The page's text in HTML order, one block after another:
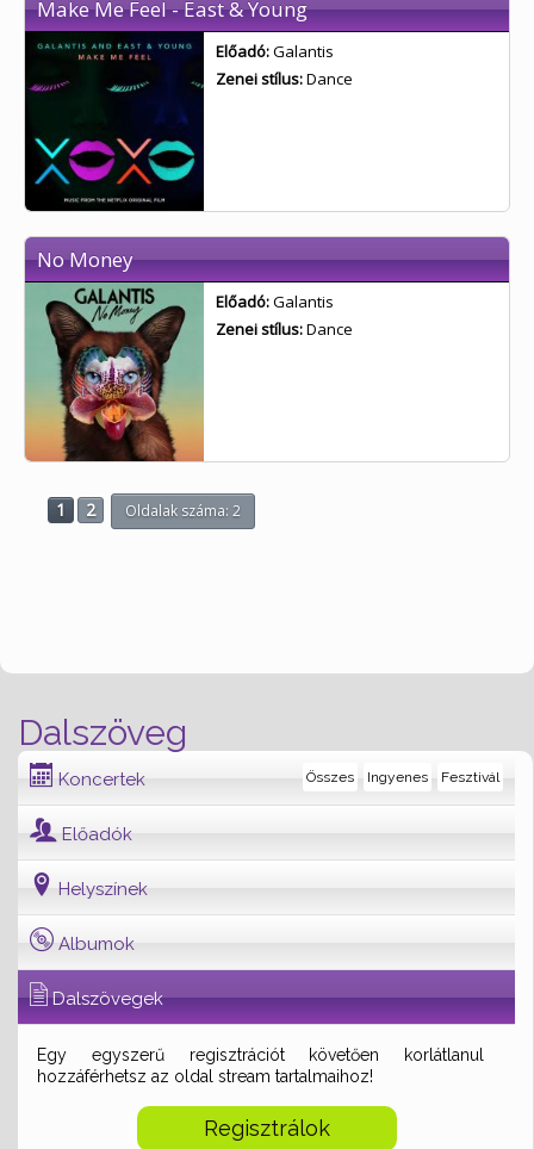
Dalszöveg
Koncertek Fesztivál
Ingyenes
Összes
Előadók
Helyszínek
Albumok
Dalszövegek
Egy egyszerű regisztrációt követően korlátlanul
hozzáférhetsz az oldal stream tartalmaihoz!
Regisztrálok
Make Me Feel - East & Young
Előadó:Galantis
Zenei stílus:Dance
No Money
Előadó:Galantis
Zenei stílus:Dance
1 2 Oldalak száma: 2